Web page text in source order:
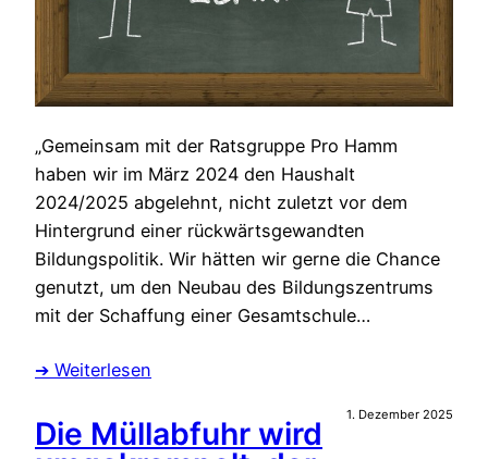
„Gemeinsam mit der Ratsgruppe Pro Hamm
haben wir im März 2024 den Haushalt
2024/2025 abgelehnt, nicht zuletzt vor dem
Hintergrund einer rückwärtsgewandten
Bildungspolitik. Wir hätten wir gerne die Chance
genutzt, um den Neubau des Bildungszentrums
mit der Schaffung einer Gesamtschule…
➔ Weiterlesen
1. Dezember 2025
Die Müllabfuhr wird